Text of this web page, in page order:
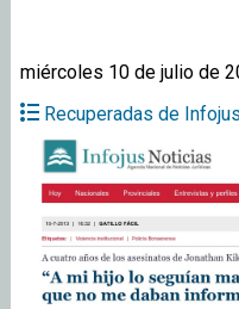
miércoles 10 de julio de
Recuperadas de Infojus